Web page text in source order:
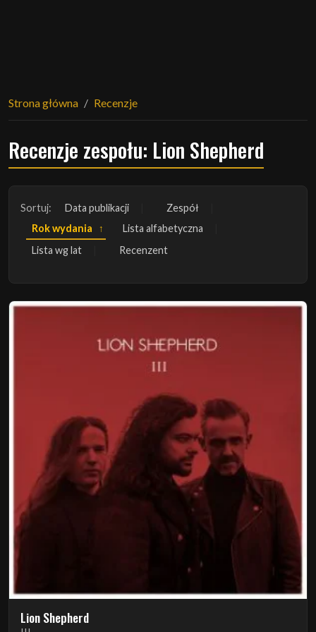
Strona główna Recenzje
Recenzje zespołu: Lion Shepherd
Sortuj: Data publikacji
Zespół
Rok wydania
Lista alfabetyczna
Lista wg lat
Recenzent
Lion Shepherd